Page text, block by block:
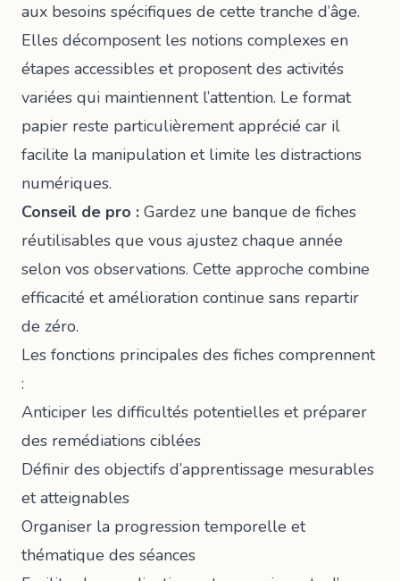
aux besoins spécifiques de cette tranche d’âge.
Elles décomposent les notions complexes en
étapes accessibles et proposent des activités
variées qui maintiennent l’attention. Le format
papier reste particulièrement apprécié car il
facilite la manipulation et limite les distractions
numériques.
Conseil de pro : Gardez une banque de fiches
réutilisables que vous ajustez chaque année
selon vos observations. Cette approche combine
efficacité et amélioration continue sans repartir
de zéro.
Les fonctions principales des fiches comprennent
:
Anticiper les difficultés potentielles et préparer
des remédiations ciblées
Définir des objectifs d’apprentissage mesurables
et atteignables
Organiser la progression temporelle et
thématique des séances